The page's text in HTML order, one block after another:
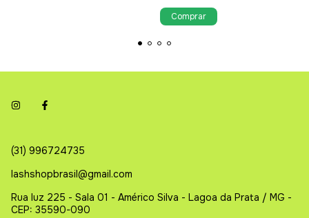
(31) 996724735
lashshopbrasil@gmail.com
Rua luz 225 - Sala 01 - Américo Silva - Lagoa da Prata / MG -
CEP: 35590-090